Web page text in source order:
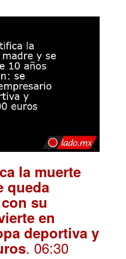
la muerte
queda
su
en
deportiva y
. 06:30